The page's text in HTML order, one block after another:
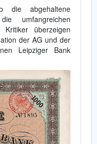
die abgehaltene
umfangreichen
Kritiker überzeigen
der AG und der
Leipziger Bank